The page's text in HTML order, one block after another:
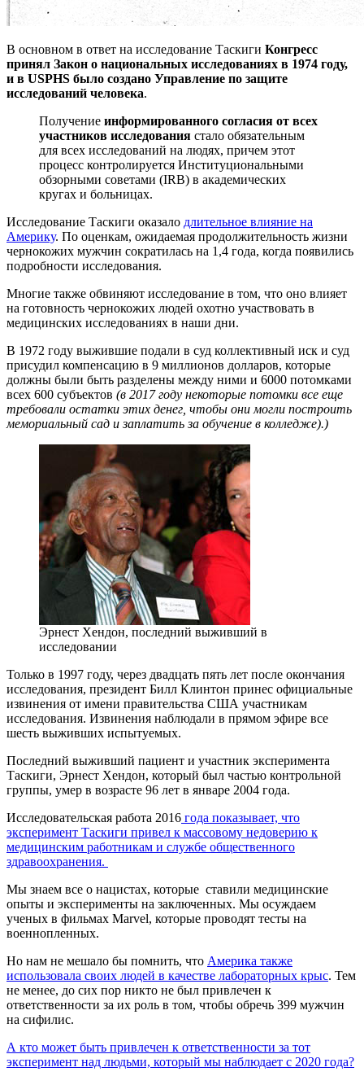
В основном в ответ на исследование Таскиги Конгресс
принял Закон о национальных исследованиях в 1974 году,
и в USPHS было создано Управление по защите
исследований человека.
Получение информированного согласия от всех
участников исследования стало обязательным
для всех исследований на людях, причем этот
процесс контролируется Институциональными
обзорными советами (IRB) в академических
кругах и больницах.
Исследование Таскиги оказало длительное влияние на
Америку. По оценкам, ожидаемая продолжительность жизни
чернокожих мужчин сократилась на 1,4 года, когда появились
подробности исследования.
Многие также обвиняют исследование в том, что оно влияет
на готовность чернокожих людей охотно участвовать в
медицинских исследованиях в наши дни.
В 1972 году выжившие подали в суд коллективный иск и суд
присудил компенсацию в 9 миллионов долларов, которые
должны были быть разделены между ними и 6000 потомками
всех 600 субъектов (в 2017 году некоторые потомки все еще
требовали остатки этих денег, чтобы они могли построить
мемориальный сад и заплатить за обучение в колледже).)
Эрнест Хендон, последний выживший в
исследовании
Только в 1997 году, через двадцать пять лет после окончания
исследования, президент Билл Клинтон принес официальные
извинения от имени правительства США участникам
исследования. Извинения наблюдали в прямом эфире все
шесть выживших испытуемых.
Последний выживший пациент и участник эксперимента
Таскиги, Эрнест Хендон, который был частью контрольной
группы, умер в возрасте 96 лет в январе 2004 года.
Исследовательская работа 2016 года показывает, что
эксперимент Таскиги привел к массовому недоверию к
медицинским работникам и службе общественного
здравоохранения.
Мы знаем все о нацистах, которые ставили медицинские
опыты и эксперименты на заключенных. Мы осуждаем
ученых в фильмах Marvel, которые проводят тесты на
военнопленных.
Но нам не мешало бы помнить, что Америка также
использовала своих людей в качестве лабораторных крыс. Тем
не менее, до сих пор никто не был привлечен к
ответственности за их роль в том, чтобы обречь 399 мужчин
на сифилис.
А кто может быть привлечен к ответственности за тот
эксперимент над людьми, который мы наблюдает с 2020 года?